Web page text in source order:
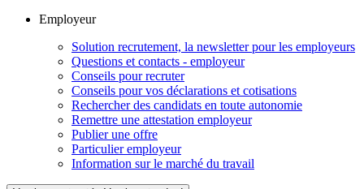
Employeur
Solution recrutement, la newsletter pour les employeurs
Questions et contacts - employeur
Conseils pour recruter
Conseils pour vos déclarations et cotisations
Rechercher des candidats en toute autonomie
Remettre une attestation employeur
Publier une offre
Particulier employeur
Information sur le marché du travail